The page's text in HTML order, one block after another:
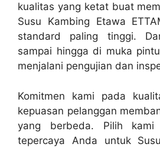
kualitas yang ketat buat
Susu Kambing Etawa
standard paling tinggi.
sampai hingga di muka
menjalani pengujian dan
Komitmen kami pada
kepuasan pelanggan
yang berbeda. Pilih kami
tepercaya Anda untuk